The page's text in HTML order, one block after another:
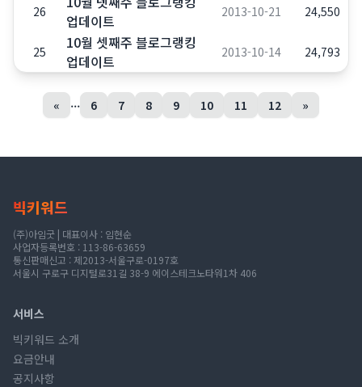
26
업데이트
2013-10-21 24,550
25
10월 셋째주 블로그랭킹
업데이트
2013-10-14 24,793
« ... 6 7 8 9 10 11 12 »
빅키워드
(주)아임굿 | 대표이사 : 임현순
사업자등록번호 : 113-86-63659
통신판매신고 : 제2013-서울구로-0197호
서울시 구로구 디지털로31길 38-9 에이스테크노타워1차 406
서비스
빅키워드 소개
요금안내
공지사항